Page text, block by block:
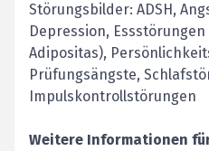
Störungsbilder: ADSH,
Depression,
Adipositas),
Prüfungsängste,
Impulskontrollstörungen
Weitere Informationen